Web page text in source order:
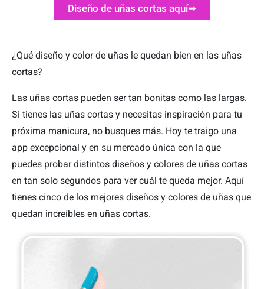
Diseño de uñas cortas aquí➡
¿Qué diseño y color de uñas le quedan bien en las uñas
cortas?
Las uñas cortas pueden ser tan bonitas como las largas.
Si tienes las uñas cortas y necesitas inspiración para tu
próxima manicura, no busques más. Hoy te traigo una
app excepcional y en su mercado única con la que
puedes probar distintos diseños y colores de uñas cortas
en tan solo segundos para ver cuál te queda mejor. Aquí
tienes cinco de los mejores diseños y colores de uñas que
quedan increíbles en uñas cortas.